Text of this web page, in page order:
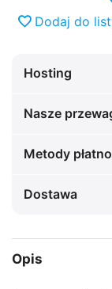
Dodaj do
Hosting
Nasze
Metody
Dostawa
Opis